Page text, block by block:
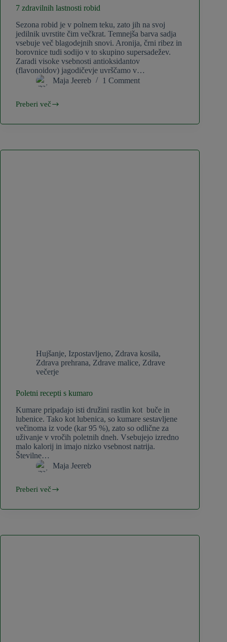
7 zdravilnih lastnosti robid
Sezona robid je v polnem teku, zato jih na svoj
jedilnik uvrstite čim večkrat. Temnejša barva sadja
vsebuje več blagodejnih snovi. Aronija, črni ribez in
borovnice tudi sodijo v to skupino supersadežev.
Zaradi visoke vsebnosti antioksidantov
(flavonoidov) jagodičevje uvrščamo v…
Maja Jeereb
1 Comment
Preberi več
7
lastnosti
Hujšanje, Izpostavljeno, Zdrava kosila,
Zdrava prehrana, Zdrave malice, Zdrave
večerje
Poletni recepti s kumaro
Kumare pripadajo isti družini rastlin kot buče in
lubenice. Tako kot lubenica, so kumare sestavljene
večinoma iz vode (kar 95 %), zato so odlične za
uživanje v vročih poletnih dneh. Vsebujejo izredno
malo kalorij in imajo nizko vsebnost natrija.
Številne…
Maja Jeereb
Preberi več
Poletni
s